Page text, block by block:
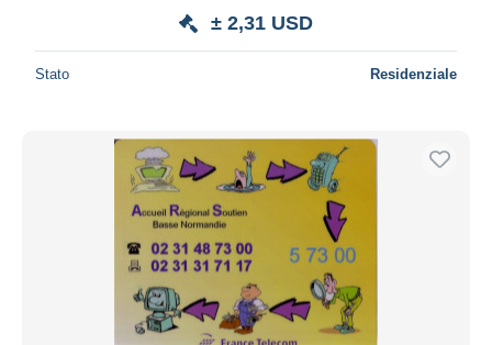
± 2,31 USD
Stato Residenziale